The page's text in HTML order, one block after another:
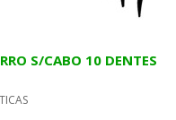
S/CABO 10 DENTES